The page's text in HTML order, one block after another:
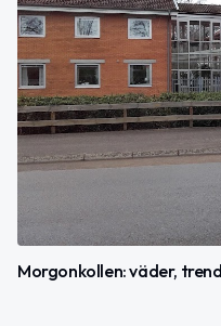
Morgonkollen: väder,